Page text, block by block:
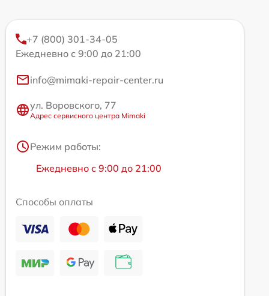
+7 (800) 301-34-05
Ежедневно с 9:00 до 21:00
info@mimaki-repair-center.ru
ул. Воровского, 77
Адрес сервисного центра Mimaki
Режим работы:
Ежедневно с 9:00 до 21:00
Способы оплаты